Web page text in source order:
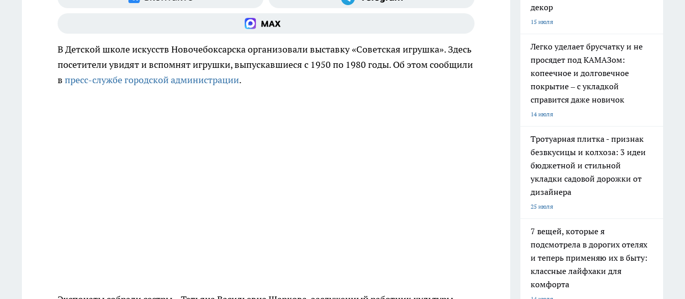
В Детской школе искусств Новочебоксарска организовали выставку «Советская игрушка». Здесь
посетители увидят и вспомнят игрушки, выпускавшиеся с 1950 по 1980 годы. Об этом сообщили
в пресс-службе городской администрации.
декор
15 июля
Легко уделает брусчатку и не
просядет под КАМАЗом:
копеечное и долговечное
покрытие – с укладкой
справится даже новичок
14 июля
Тротуарная плитка - признак
безвкусицы и колхоза: 3 идеи
бюджетной и стильной
укладки садовой дорожки от
дизайнера
25 июля
7 вещей, которые я
подсмотрела в дорогих отелях
и теперь применяю их в быту:
классные лайфхаки для
комфорта